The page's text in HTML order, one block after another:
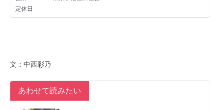
文：中西彩乃
あわせて読みたい